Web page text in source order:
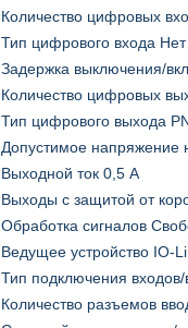
Количество цифровых
Тип цифрового входа Нет
Задержка выключения/
Количество цифровых
Тип цифрового выхода
Допустимое напряжение
Выходной ток 0,5 А
Выходы с защитой от
Обработка сигналов
Ведущее устройство IO-
Тип подключения
Количество разъемов